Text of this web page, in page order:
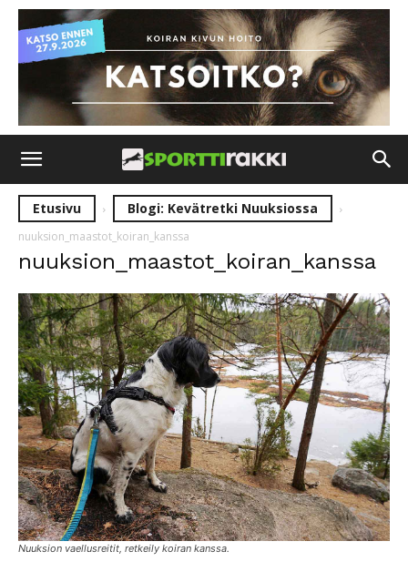
Etusivu Blogi: Kevätretki Nuuksiossa
nuuksion_maastot_koiran_kanssa
nuuksion_maastot_koiran_kanssa
Nuuksion vaellusreitit, retkeily koiran kanssa.